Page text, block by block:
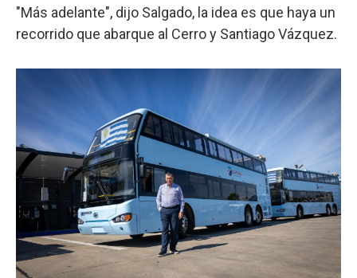
"Más adelante", dijo Salgado, la idea es que haya un
recorrido que abarque al Cerro y Santiago Vázquez.